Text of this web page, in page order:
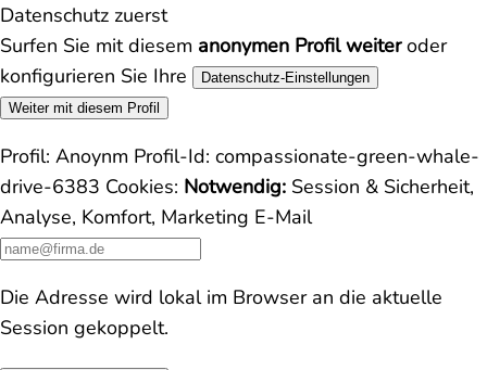
Datenschutz zuerst
Surfen Sie mit diesem anonymen Profil weiteroder
konfigurieren Sie Ihre
Datenschutz-Einstellungen
Weiter mit diesem Profil
Profil: Anoynm Profil-Id: compassionate-green-whale-
drive-6383 Cookies: Notwendig: Session & Sicherheit,
Analyse, Komfort, Marketing E-Mail
Die Adresse wird lokal im Browser an die aktuelle
Session gekoppelt.